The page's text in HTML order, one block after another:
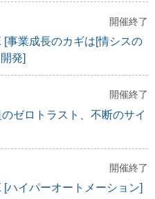
開催終了
[事業成長のカギは[情シスの
発]
開催終了
ゼロトラスト、不断のサイ
開催終了
[ハイパーオートメーション]